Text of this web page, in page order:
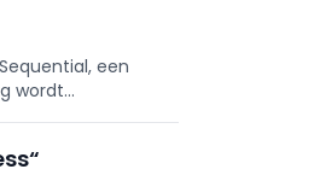
een
wordt